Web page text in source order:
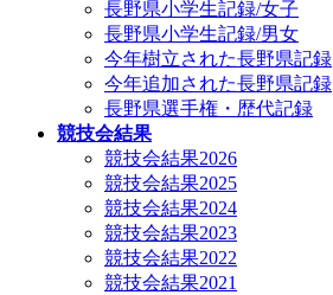
長野県小学生記録/女子
長野県小学生記録/男女
今年樹立された長野県記録
今年追加された長野県記録
長野県選手権・歴代記録
競技会結果
競技会結果2026
競技会結果2025
競技会結果2024
競技会結果2023
競技会結果2022
競技会結果2021